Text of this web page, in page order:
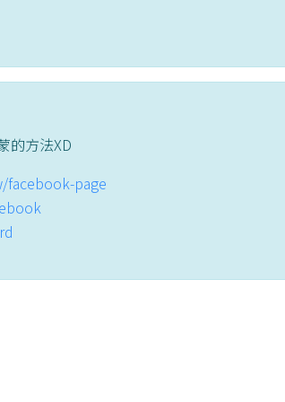
的方法XD
facebook-page